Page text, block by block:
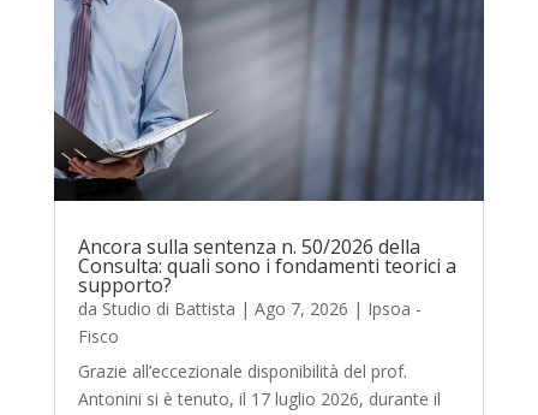
Ancora sulla sentenza n. 50/2026 della
Consulta: quali sono i fondamenti teorici a
supporto?
da Studio di Battista | Ago 7, 2026 | Ipsoa -
Fisco
Grazie all’eccezionale disponibilità del prof.
Antonini si è tenuto, il 17 luglio 2026, durante il